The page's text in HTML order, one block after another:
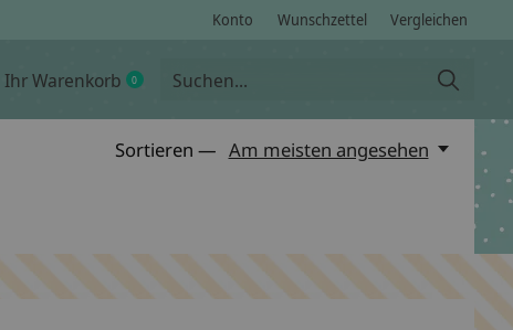
Konto Wunschzettel Vergleichen
Ihr Warenkorb 0items
Sortieren — Am meisten angesehen